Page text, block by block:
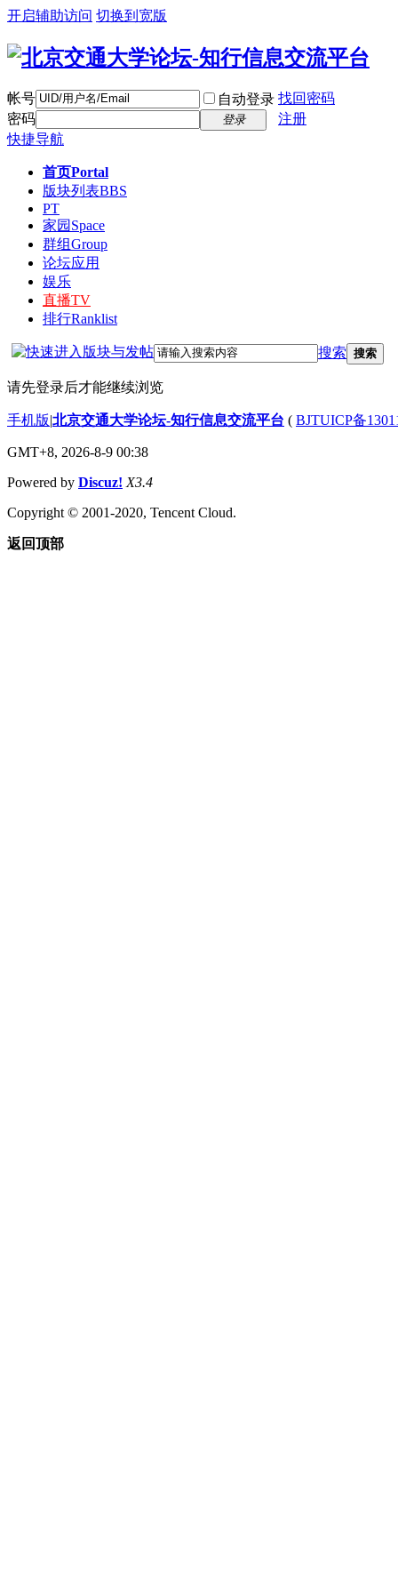
开启辅助访问 切换到宽版
帐号 自动登录 找回密码
密码
登录
注册
快捷导航
首页Portal
版块列表BBS
PT
家园 Space
群组Group
论坛应用
娱乐
直播TV
排行Ranklist
搜索 搜索
请先登录后才能继续浏览
手机版|北京交通大学论坛-知行信息交流平台 ( BJTUICP备
GMT+8, 2026-8-9 00:38
Powered by Discuz! X3.4
Copyright © 2001-2020, Tencent Cloud.
返回顶部